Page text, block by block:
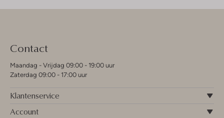
Contact
Maandag - Vrijdag 09:00 - 19:00 uur
Zaterdag 09:00 - 17:00 uur
Klantenservice
Account